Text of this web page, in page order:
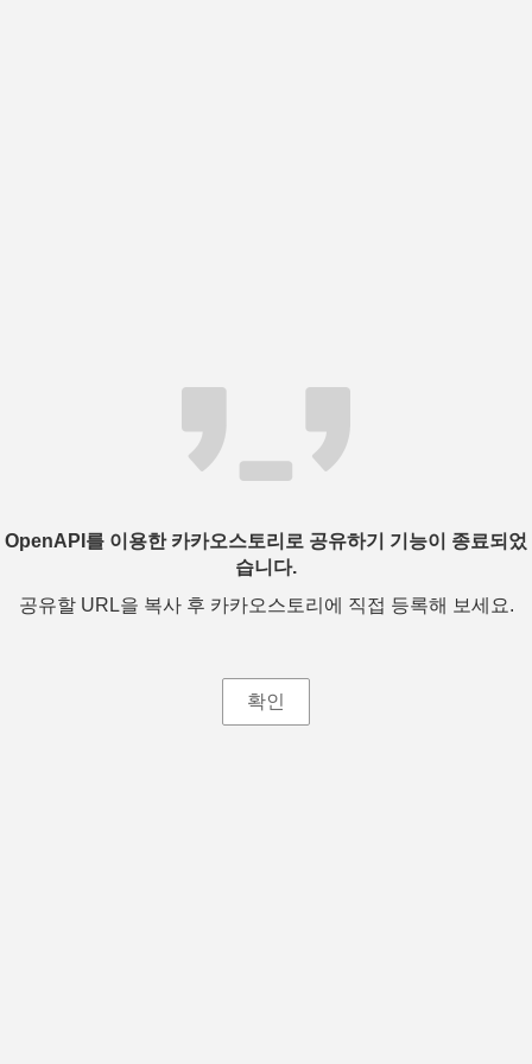
OpenAPI를 이용한 카카오스토리로 공유하기 기능이 종료되었
습니다.
공유할 URL을 복사 후 카카오스토리에 직접 등록해 보세요.
확인